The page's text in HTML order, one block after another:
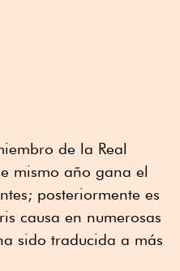
de la Real
mismo año gana el
posteriormente es
causa en numerosas
sido traducida a más